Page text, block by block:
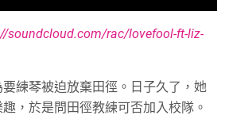
soundcloud.com/rac/lovefool-ft-liz-
練琴被迫放棄田徑。日子久了，她
，於是問田徑教練可否加入校隊。